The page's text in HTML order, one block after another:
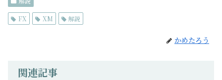
FX XM 解説
かめたろう
関連記事